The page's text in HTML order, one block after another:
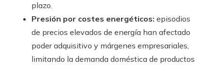
plazo.
Presión por costes energéticos: episodios
de precios elevados de energía han afectado
poder adquisitivo y márgenes empresariales,
limitando la demanda doméstica de productos